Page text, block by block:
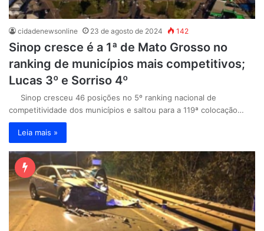
cidadenewsonline 23 de agosto de 2024 142
Sinop cresce é a 1ª de Mato Grosso no
ranking de municípios mais competitivos;
Lucas 3º e Sorriso 4º
Sinop cresceu 46 posições no 5º ranking nacional de
competitividade dos municípios e saltou para a 119ª colocação…
Leia mais »